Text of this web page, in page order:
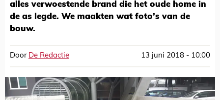
alles verwoestende brand die het oude home in
de as legde. We maakten wat foto’s van de
bouw.
Door De Redactie 13 juni 2018 - 10:00